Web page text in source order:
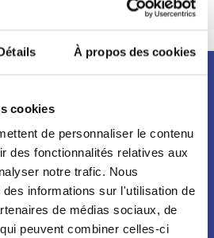
À propos des cookies
cookies
de personnaliser le contenu
des fonctionnalités relatives aux
notre trafic. Nous
des informations sur l'utilisation de
de médias sociaux, de
peuvent combiner celles-ci